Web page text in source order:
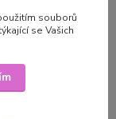
souborů
se Vašich